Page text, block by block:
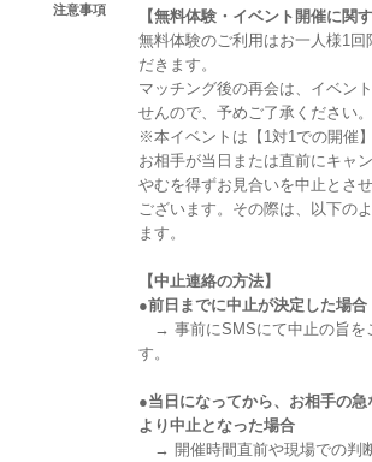
注意事項
【無料体験・イベント開催に関
無料体験のご利用はお一人様1回
だきます。
マッチング後の再会は、イベン
せんので、予めご了承ください。
※本イベントは【1対1での開催
お相手が当日または直前にキャ
やむを得ずお見合いを中止とさ
ございます。その際は、以下の
ます。
【中止連絡の方法】
●前日までに中止が決定した場合
→ 事前にSMSにて中止の旨を
す。
●当日になってから、お相手の
より中止となった場合
→ 開催時間直前や現場での判